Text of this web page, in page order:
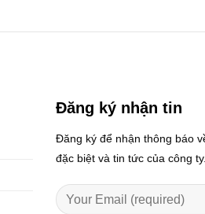
Đăng ký nhận tin
Đăng ký để nhận thông báo
đặc biệt và tin tức của công ty.